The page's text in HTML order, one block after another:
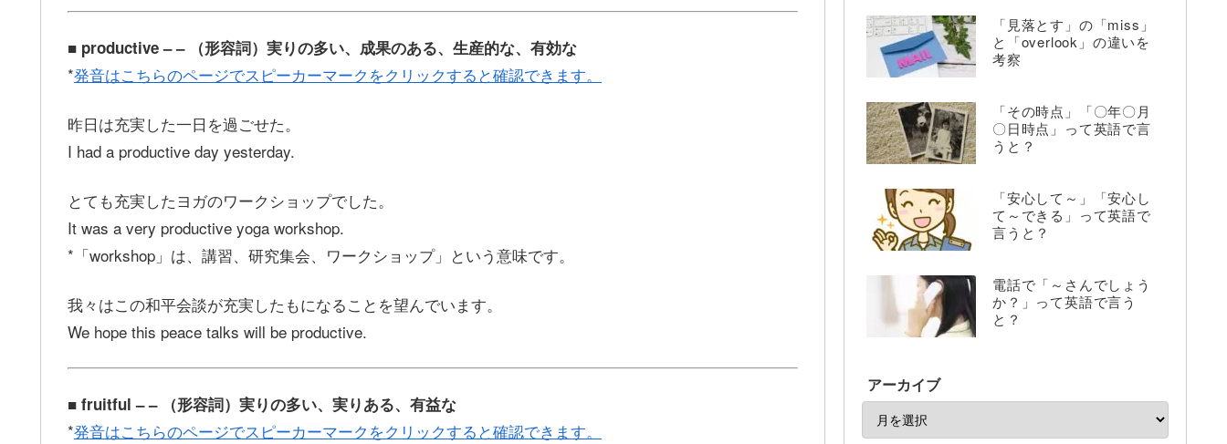
■ productive – – （形容詞）実りの多い、成果のある、生産的な、有効な
*発音はこちらのページでスピーカーマークをクリックすると確認できます。
昨日は充実した一日を過ごせた。
I had a productive day yesterday.
とても充実したヨガのワークショップでした。
It was a very productive yoga workshop.
*「workshop」は、講習、研究集会、ワークショップ」という意味です。
我々はこの和平会談が充実したもになることを望んでいます。
We hope this peace talks will be productive.
■ fruitful – – （形容詞）実りの多い、実りある、有益な
*発音はこちらのページでスピーカーマークをクリックすると確認できます。
「見落とす」の「miss」
と「overlook」の違いを
考察
「その時点」「〇年〇月
〇日時点」って英語で言
うと？
「安心して～」「安心し
て～できる」って英語で
言うと？
電話で「～さんでしょう
か？」って英語で言う
と？
アーカイブ